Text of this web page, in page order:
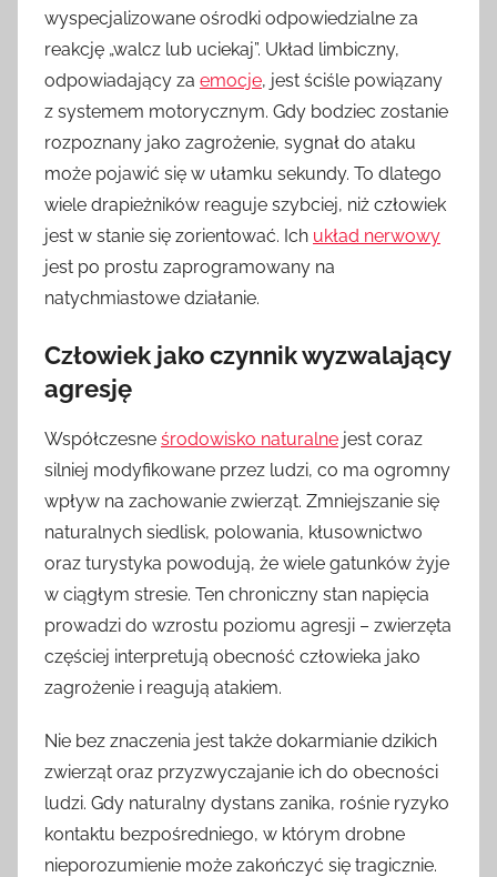
wyspecjalizowane ośrodki odpowiedzialne za
reakcję „walcz lub uciekaj”. Układ limbiczny,
odpowiadający za emocje, jest ściśle powiązany
z systemem motorycznym. Gdy bodziec zostanie
rozpoznany jako zagrożenie, sygnał do ataku
może pojawić się w ułamku sekundy. To dlatego
wiele drapieżników reaguje szybciej, niż człowiek
jest w stanie się zorientować. Ich układ nerwowy
jest po prostu zaprogramowany na
natychmiastowe działanie.
Człowiek jako czynnik wyzwalający
agresję
Współczesne środowisko naturalne jest coraz
silniej modyfikowane przez ludzi, co ma ogromny
wpływ na zachowanie zwierząt. Zmniejszanie się
naturalnych siedlisk, polowania, kłusownictwo
oraz turystyka powodują, że wiele gatunków żyje
w ciągłym stresie. Ten chroniczny stan napięcia
prowadzi do wzrostu poziomu agresji – zwierzęta
częściej interpretują obecność człowieka jako
zagrożenie i reagują atakiem.
Nie bez znaczenia jest także dokarmianie dzikich
zwierząt oraz przyzwyczajanie ich do obecności
ludzi. Gdy naturalny dystans zanika, rośnie ryzyko
kontaktu bezpośredniego, w którym drobne
nieporozumienie może zakończyć się tragicznie.